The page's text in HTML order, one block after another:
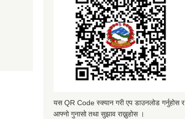
यस QR Code स्क्यान गरी एप डाउनलोड गर्नुहोस र
आफ्नो गुनासो तथा सुझाव राख्नुहोस ।